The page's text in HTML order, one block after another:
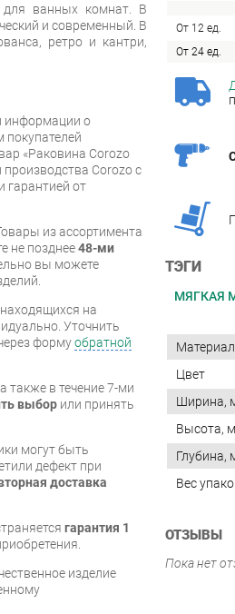
От 12 ед.
От 24 ед.
ТЭГИ
МЯГКАЯ
для ванных комнат. В
и современный. В
ретро и кантри,
информации о
покупателей
«Раковина Corozo
Corozo с
гарантией от
из ассортимента
не позднее48-ми
вы можете
на
Уточнить
формуобратной
также в течение 7-ми
выбор или принять
могут быть
дефект при
доставка
гарантия 1
изделие
Материал
Цвет
Ширина,
Высота,
Глубина,
Вес
ОТЗЫВЫ
Пока нет